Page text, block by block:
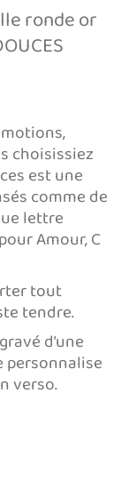
ronde or
choisissiez
est une
comme de
lettre
Amour, C
tout
tendre.
d’une
personnalise
verso.